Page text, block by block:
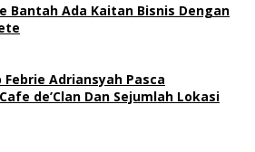
Bantah Ada Kaitan Bisnis Dengan
Adriansyah Pasca
de’Clan Dan Sejumlah Lokasi